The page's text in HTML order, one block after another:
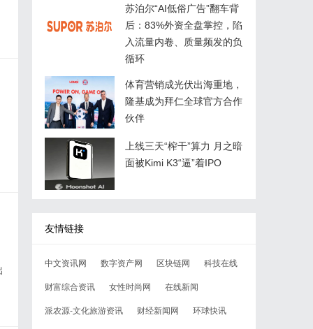
苏泊尔“AI低俗广告”翻车背
后：83%外资全盘掌控，陷
入流量内卷、质量频发的负
循环
体育营销成光伏出海重地，
隆基成为拜仁全球官方合作
伙伴
上线三天“榨干”算力 月之暗
面被Kimi K3“逼”着IPO
友情链接
中文资讯网 数字资产网 区块链网 科技在线
财富综合资讯 女性时尚网 在线新闻
派农源-文化旅游资讯 财经新闻网 环球快讯